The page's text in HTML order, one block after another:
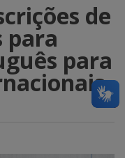
de
para
para